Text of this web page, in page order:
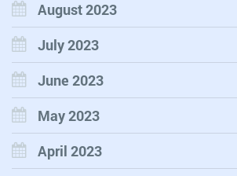
August 2023
July 2023
June 2023
May 2023
April 2023